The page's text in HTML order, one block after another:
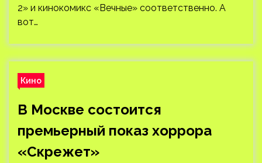
2» и кинокомикс «Вечные» соответственно. А
вот…
Кино
В Москве состоится
премьерный показ хоррора
«Скрежет»